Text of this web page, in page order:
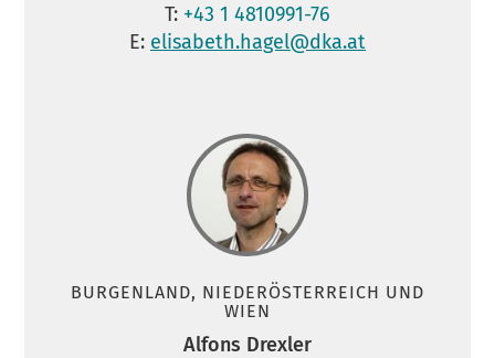
T: +43 1 4810991-76
E: elisabeth.hagel@dka.at
BURGENLAND, NIEDERÖSTERREICH UND
WIEN
Alfons Drexler